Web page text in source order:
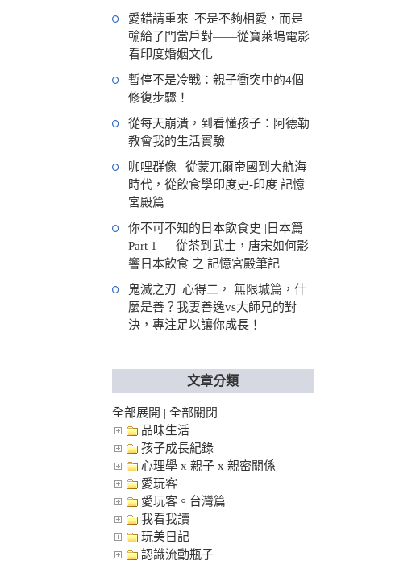
愛錯請重來 |不是不夠相愛，而是
輸給了門當戶對——從寶萊塢電影
看印度婚姻文化
暫停不是冷戰：親子衝突中的4個
修復步驟！
從每天崩潰，到看懂孩子：阿德勒
教會我的生活實驗
咖哩群像 | 從蒙兀爾帝國到大航海
時代，從飲食學印度史-印度 記憶
宮殿篇
你不可不知的日本飲食史 |日本篇
Part 1 — 從茶到武士，唐宋如何影
響日本飲食 之 記憶宮殿筆記
鬼滅之刃 |心得二， 無限城篇，什
麼是善？我妻善逸vs大師兄的對
決，專注足以讓你成長！
文章分類
全部展開 | 全部關閉
品味生活
孩子成長紀錄
心理學 x 親子 x 親密關係
愛玩客
愛玩客。台灣篇
我看我讀
玩美日記
認識流動瓶子